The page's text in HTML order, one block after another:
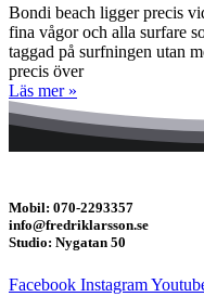
Bondi beach ligger precis
fina vågor och alla surfare
taggad på surfningen utan
precis över
Läs mer »
Mobil: 070-2293357
info@fredriklarsson.se
Studio: Nygatan 50
Facebook Instagram